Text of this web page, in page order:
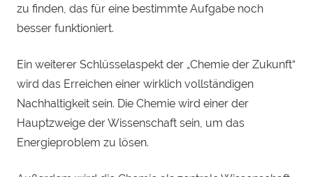
zu finden, das für eine bestimmte Aufgabe noch
besser funktioniert.
Ein weiterer Schlüsselaspekt der „Chemie der Zukunft“
wird das Erreichen einer wirklich vollständigen
Nachhaltigkeit sein. Die Chemie wird einer der
Hauptzweige der Wissenschaft sein, um das
Energieproblem zu lösen.